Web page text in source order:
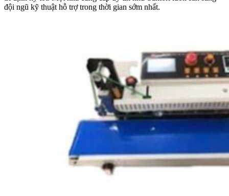
đội ngũ kỹ thuật hỗ trợ trong thời gian sớm nhất.